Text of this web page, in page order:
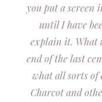
you put a screen
until I have
explain it. What
end of the last
what all sorts of
Charcot and